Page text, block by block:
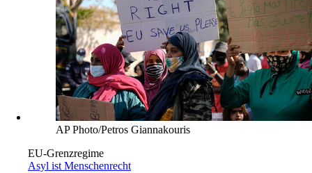
Jeder zehnte in BRD mit zuwenig Wohnraum
Halle-Attentat: Polizistin nicht mehr im Dienst
Warnstreik bei Edeka-Tochter in Sachsen
Bartsch im Gespräch als Innenminister
Humboldt-Forum will Großspender überprüfen
Deutsche Industrie: Schwache Auftragslage
Fachkräftemangel verschärft sich
Deutsche Post erhöht Gewinnerwartung
Ausland